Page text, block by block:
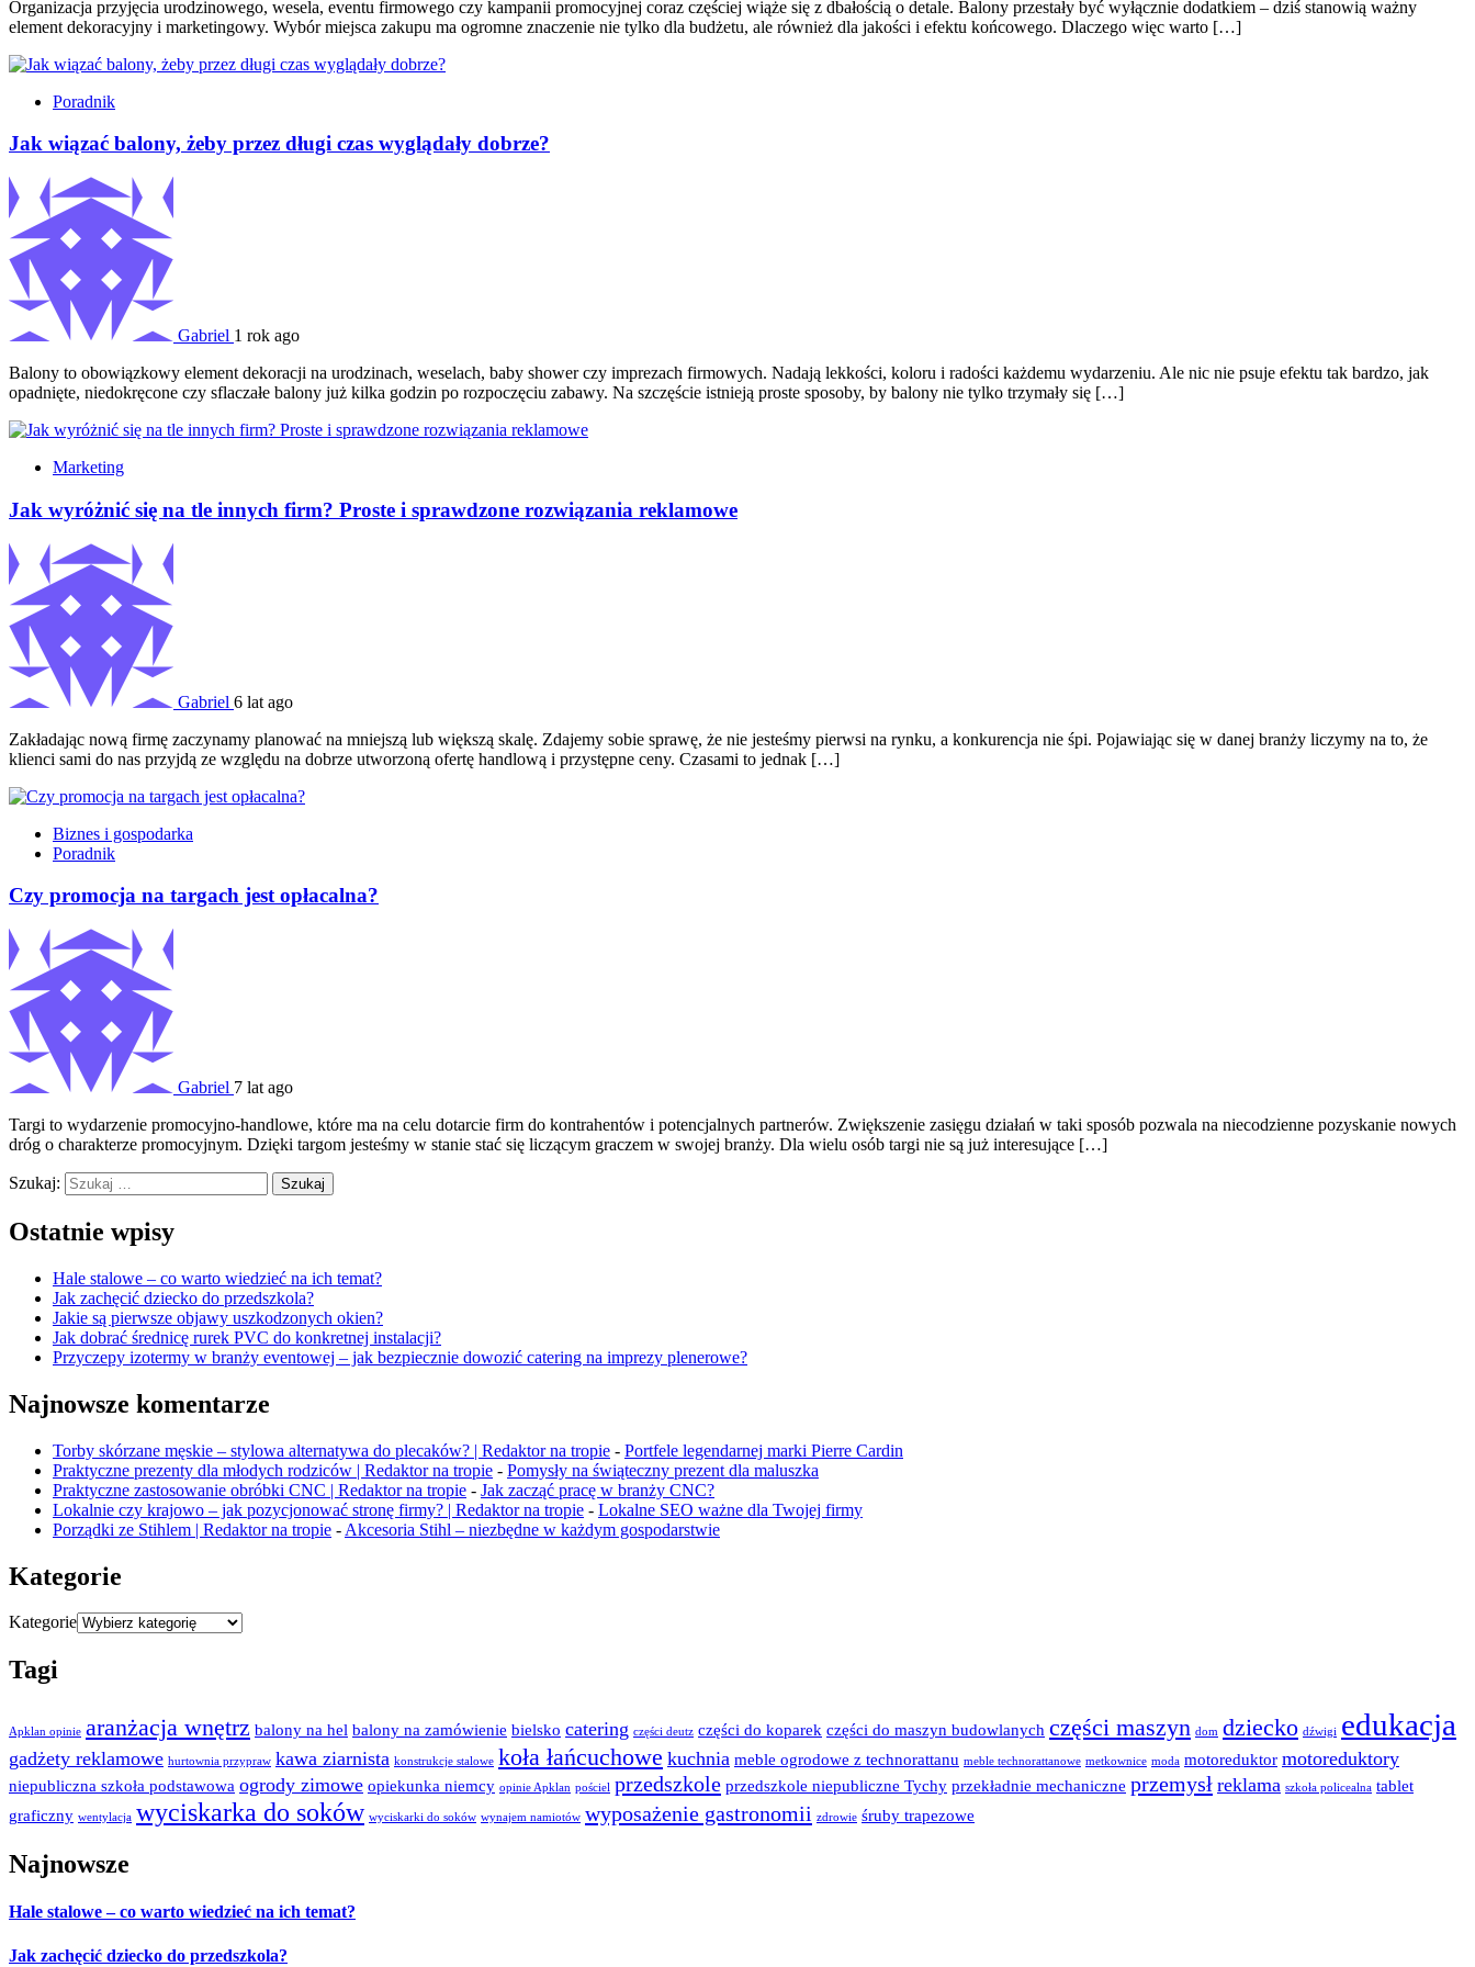
Organizacja przyjęcia urodzinowego, wesela, eventu firmowego czy kampanii promocyjnej coraz częściej wiąże się z dbałością o detale. Balony przestały być wyłącznie dodatkiem – dziś stanowią ważny
element dekoracyjny i marketingowy. Wybór miejsca zakupu ma ogromne znaczenie nie tylko dla budżetu, ale również dla jakości i efektu końcowego. Dlaczego więc warto […]
Poradnik
Jak wiązać balony, żeby przez długi czas wyglądały dobrze?
Gabriel 1 rok ago
Balony to obowiązkowy element dekoracji na urodzinach, weselach, baby shower czy imprezach firmowych. Nadają lekkości, koloru i radości każdemu wydarzeniu. Ale nic nie psuje efektu tak bardzo, jak
opadnięte, niedokręcone czy sflaczałe balony już kilka godzin po rozpoczęciu zabawy. Na szczęście istnieją proste sposoby, by balony nie tylko trzymały się […]
Marketing
Jak wyróżnić się na tle innych firm? Proste i sprawdzone rozwiązania reklamowe
Gabriel 6 lat ago
Zakładając nową firmę zaczynamy planować na mniejszą lub większą skalę. Zdajemy sobie sprawę, że nie jesteśmy pierwsi na rynku, a konkurencja nie śpi. Pojawiając się w danej branży liczymy na to, że
klienci sami do nas przyjdą ze względu na dobrze utworzoną ofertę handlową i przystępne ceny. Czasami to jednak […]
Biznes i gospodarka
Poradnik
Czy promocja na targach jest opłacalna?
Gabriel 7 lat ago
Targi to wydarzenie promocyjno-handlowe, które ma na celu dotarcie firm do kontrahentów i potencjalnych partnerów. Zwiększenie zasięgu działań w taki sposób pozwala na niecodzienne pozyskanie nowych
dróg o charakterze promocyjnym. Dzięki targom jesteśmy w stanie stać się liczącym graczem w swojej branży. Dla wielu osób targi nie są już interesujące […]
Szukaj:
Ostatnie wpisy
Hale stalowe – co warto wiedzieć na ich temat?
Jak zachęcić dziecko do przedszkola?
Jakie są pierwsze objawy uszkodzonych okien?
Jak dobrać średnicę rurek PVC do konkretnej instalacji?
Przyczepy izotermy w branży eventowej – jak bezpiecznie dowozić catering na imprezy plenerowe?
Najnowsze komentarze
Torby skórzane męskie – stylowa alternatywa do plecaków? | Redaktor na tropie - Portfele legendarnej marki Pierre Cardin
Praktyczne prezenty dla młodych rodziców | Redaktor na tropie - Pomysły na świąteczny prezent dla maluszka
Praktyczne zastosowanie obróbki CNC | Redaktor na tropie - Jak zacząć pracę w branży CNC?
Lokalnie czy krajowo – jak pozycjonować stronę firmy? | Redaktor na tropie - Lokalne SEO ważne dla Twojej firmy
Porządki ze Stihlem | Redaktor na tropie - Akcesoria Stihl – niezbędne w każdym gospodarstwie
Kategorie
Kategorie
Tagi
Apklan opinie aranżacja wnętrz balony na hel balony na zamówienie bielsko catering części deutz części do koparek części do maszyn budowlanych części maszyn dom dziecko dźwigi edukacja
gadżety reklamowe hurtownia przypraw kawa ziarnista konstrukcje stalowe koła łańcuchowe kuchnia meble ogrodowe z technorattanu meble technorattanowe metkownice moda motoreduktor motoreduktory
niepubliczna szkoła podstawowa ogrody zimowe opiekunka niemcy opinie Apklan pościel przedszkole przedszkole niepubliczne Tychy przekładnie mechaniczne przemysł reklama szkoła policealna tablet
graficzny wentylacja wyciskarka do soków wyciskarki do soków wynajem namiotów wyposażenie gastronomii zdrowie śruby trapezowe
Najnowsze
Hale stalowe – co warto wiedzieć na ich temat?
Jak zachęcić dziecko do przedszkola?